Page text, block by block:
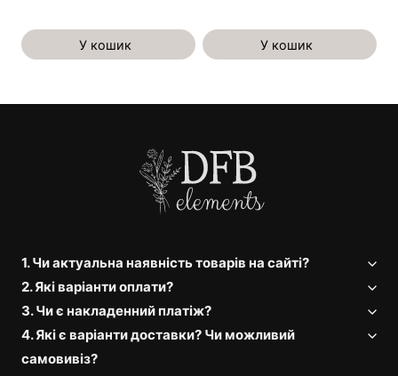
У кошик У кошик
1. Чи актуальна наявність товарів на сайті?
2. Які варіанти оплати?
3. Чи є накладенний платіж?
4. Які є варіанти доставки? Чи можливий
самовивіз?